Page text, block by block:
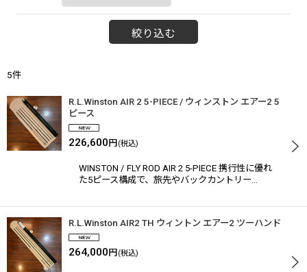
絞り込む
5件
R.L.Winston AIR 2 5-PIECE / ウィンストン エアー2 5
ピース
226,600 円 (税込)
WINSTON / FLY ROD AIR 2 5-PIECE 携行性に優れ
た5ピース構成で、旅先やバックカントリー…
R.L.Winston AIR2 TH ウィントン エアー2 ツーハンド
264,000 円 (税込)